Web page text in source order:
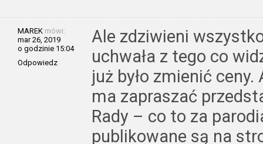
MAREK mówi:
mar 26, 2019
o godzinie 15:04
Odpowiedz
Ale zdziwieni
uchwała z tego co
już było zmienić
ma zapraszać
Rady – co to za
publikowane są na